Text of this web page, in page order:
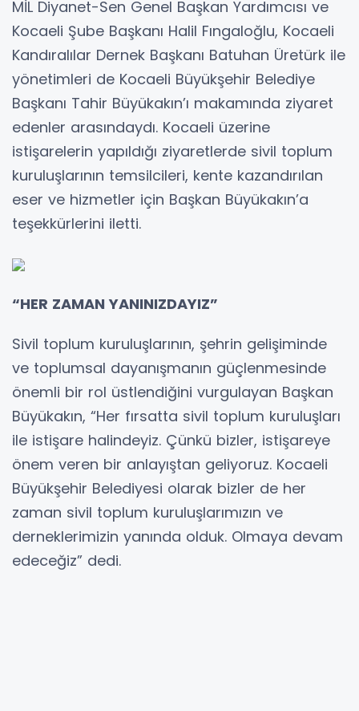
MİL Diyanet-Sen Genel Başkan Yardımcısı ve
Kocaeli Şube Başkanı Halil Fıngaloğlu, Kocaeli
Kandıralılar Dernek Başkanı Batuhan Üretürk ile
yönetimleri de Kocaeli Büyükşehir Belediye
Başkanı Tahir Büyükakın’ı makamında ziyaret
edenler arasındaydı. Kocaeli üzerine
istişarelerin yapıldığı ziyaretlerde sivil toplum
kuruluşlarının temsilcileri, kente kazandırılan
eser ve hizmetler için Başkan Büyükakın’a
teşekkürlerini iletti.
“HER ZAMAN YANINIZDAYIZ”
Sivil toplum kuruluşlarının, şehrin gelişiminde
ve toplumsal dayanışmanın güçlenmesinde
önemli bir rol üstlendiğini vurgulayan Başkan
Büyükakın, “Her fırsatta sivil toplum kuruluşları
ile istişare halindeyiz. Çünkü bizler, istişareye
önem veren bir anlayıştan geliyoruz. Kocaeli
Büyükşehir Belediyesi olarak bizler de her
zaman sivil toplum kuruluşlarımızın ve
derneklerimizin yanında olduk. Olmaya devam
edeceğiz” dedi.